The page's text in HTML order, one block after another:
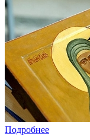
Подробнее